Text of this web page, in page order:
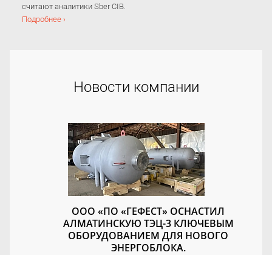
считают аналитики Sber CIB.
Подробнее ›
Новости компании
ООО «ПО «ГЕФЕСТ» ОСНАСТИЛ
АЛМАТИНСКУЮ ТЭЦ-3 КЛЮЧЕВЫМ
ОБОРУДОВАНИЕМ ДЛЯ НОВОГО
ЭНЕРГОБЛОКА.